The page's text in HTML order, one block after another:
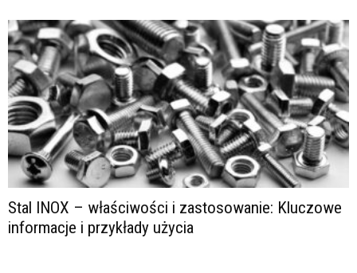
Stal INOX – właściwości i zastosowanie: Kluczowe
informacje i przykłady użycia